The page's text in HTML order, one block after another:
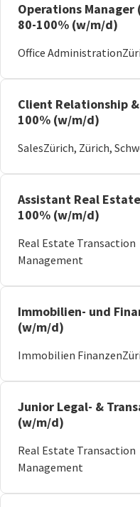
Operations Manager
80-100% (w/m/d)
Office Administration
Client Relationship
100% (w/m/d)
SalesZürich, Zürich,
Assistant Real
100% (w/m/d)
Real Estate Transaction
Management
Immobilien- und
(w/m/d)
Immobilien Finanzen
Junior Legal- &
(w/m/d)
Real Estate Transaction
Management